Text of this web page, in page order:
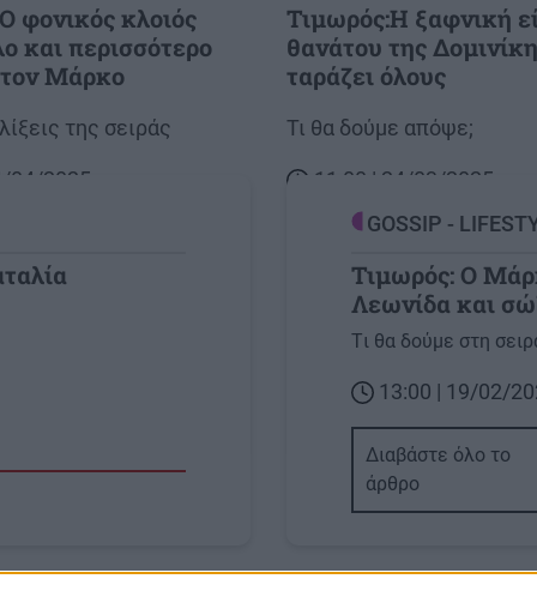
φονικός κλοιός
και περισσότερο
Μάρκο
της σειράς
04/2025
Τιμωρός:Η ξαφνική
θανάτου της
ταράζει όλους
Body
Τι θα δούμε απόψε;
11:00 | 24/03/2025
GOSSIP -
Τιμωρός: O
Λεωνίδα και
Tι θα δούμε στη
13:00 | 19/02/
Διαβάστε όλο το
άρθρο